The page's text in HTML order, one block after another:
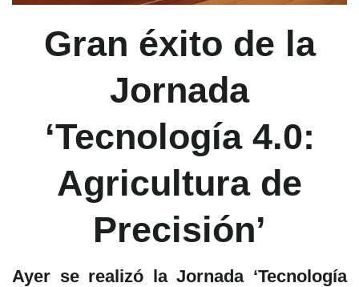
Gran éxito de la
Jornada
‘Tecnología 4.0:
Agricultura de
Precisión’
Ayer se realizó la Jornada ‘Tecnología